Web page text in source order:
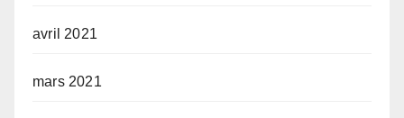
avril 2021
mars 2021